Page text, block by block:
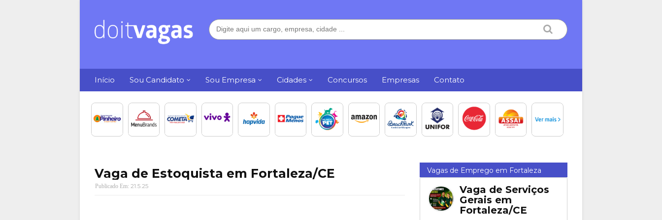
Início Sou Candidato Sou Empresa Cidades Concursos Empresas Contato
Vaga de Estoquista em Fortaleza/CE
21.5.25
Vagas de Emprego em Fortaleza
Vaga de Serviços
Gerais em
Fortaleza/CE